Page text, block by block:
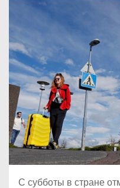
С субботы в стране